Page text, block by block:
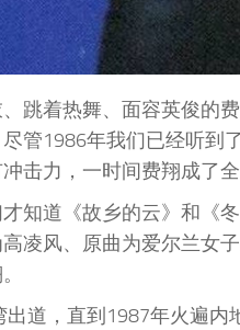
跳着热舞、面容英俊的
管1986年我们已经听到
击力，一时间费翔成了全
知道《故乡的云》和《
凌风、原曲为爱尔兰女
道，直到1987年火遍